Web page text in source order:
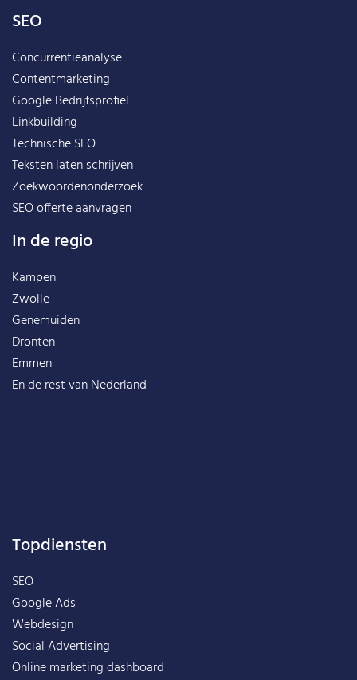
SEO
Concurrentieanalyse
Contentmarketing
Google Bedrijfsprofiel
Linkbuilding
Technische SEO
Teksten laten schrijven
Zoekwoordenonderzoek
SEO offerte aanvragen
In de regio
Kampen
Zwolle
Genemuiden
Dronten
Emmen
En de rest vanNederland
Topdiensten
SEO
Google Ads
Webdesign
Social Advertising
Online marketing dashboard